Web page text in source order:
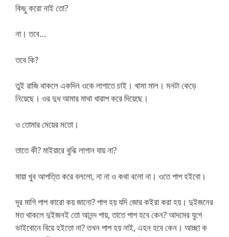
কিছু করো নাই তো?
না। তবে…
তবে কি?
তুই রাজি থাকলে একদিন ওকে লাগাতে চাই। খাসা মাল। মনটা কেড়ে
নিয়েছে। ওর দুধ আমার মাথা খারাপ করে দিয়েছে।
ও তোমার মেয়ের মতো।
তাতে কী? মাইয়ারে বুঝি লাগান যায় না?
মায়া খুব আপত্তি করে বললো, না না ও কথা বলো না। ওতে পাপ হইবো।
দূর মাগি পাপ কারো কয় জানো? পাপ হয় যদি জোর কইরা করা হয়। দুইজনের
মত থাকলে দুইজনই তো আনন্দ পায়, তাতে পাপ হবে কেন? আদমের যুগে
ভাইবোনে বিয়ে হইতো না? তখন পাপ হয় নাই, এহন হবে কেন। আচ্ছা ক